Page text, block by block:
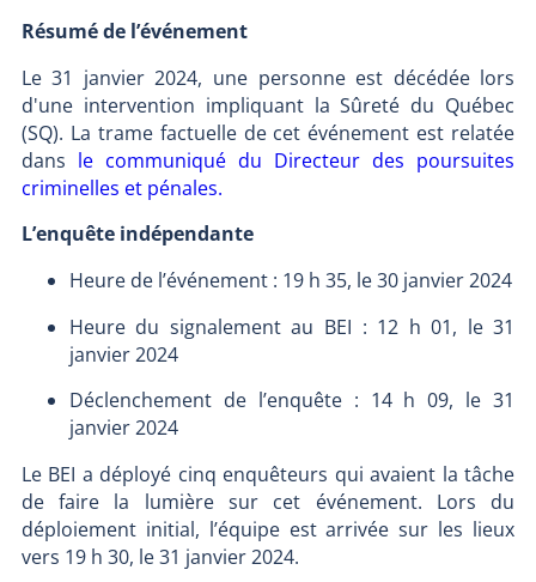
Résumé de l’événement
Le 31 janvier 2024, une personne est décédée lors
d'une intervention impliquant la Sûreté du Québec
(SQ). La trame factuelle de cet événement est relatée
dans le communiqué du Directeur des poursuites
criminelles et pénales.
L’enquête indépendante
Heure de l’événement : 19 h 35, le 30 janvier 2024
Heure du signalement au BEI : 12 h 01, le 31
janvier 2024
Déclenchement de l’enquête : 14 h 09, le 31
janvier 2024
Le BEI a déployé cinq enquêteurs qui avaient la tâche
de faire la lumière sur cet événement. Lors du
déploiement initial, l’équipe est arrivée sur les lieux
vers 19 h 30, le 31 janvier 2024.